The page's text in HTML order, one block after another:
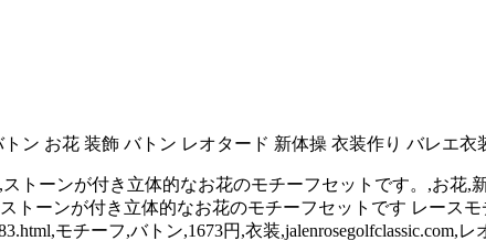
ン お花 装飾 バトン レオタード 新体操 衣装作り バレエ衣
ストーンが付き立体的なお花のモチーフセットです。,お花,
トーンが付き立体的なお花のモチーフセットです レース
モチーフ,バトン,1673円,衣装,jalenrosegolfclassic.com,